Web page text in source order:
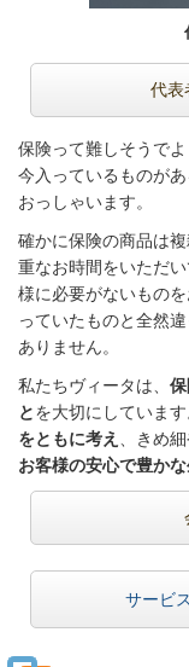
代表
保険って難しそうで
今入っているものが
おっしゃいます。
確かに保険の商品は
重なお時間をいただ
様に必要がないもの
っていたものと全然
ありません。
私たちヴィータは、
とを大切にしていま
をともに考え
、きめ
お客様の安心で豊か
サービ